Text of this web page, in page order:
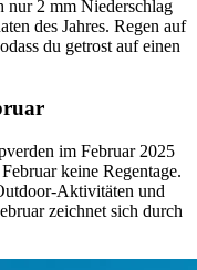
nur 2 mm Niederschlag
des Jahres. Regen auf
du getrost auf einen
im Februar 2025
keine Regentage.
Aktivitäten und
zeichnet sich durch